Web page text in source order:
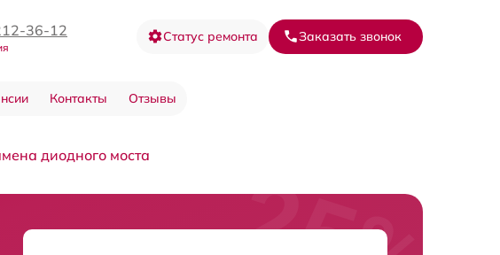
36-12 Статус ремонта Заказать звонок
Контакты Отзывы
диодного моста